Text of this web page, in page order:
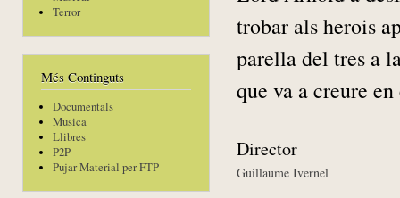
Terror
Més Continguts
Documentals
Musica
Llibres
P2P
Pujar Material per FTP
trobar als herois
parella del tres a
que va a creure
Director
Guillaume Ivernel